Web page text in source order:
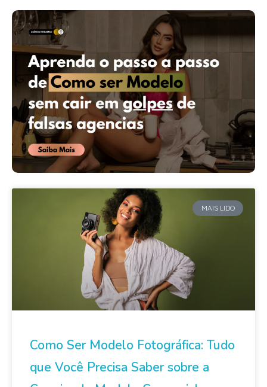
MAIS LIDO
Como Ser Modelo Fotográfica: Tudo
que Você Precisa Saber sobre a